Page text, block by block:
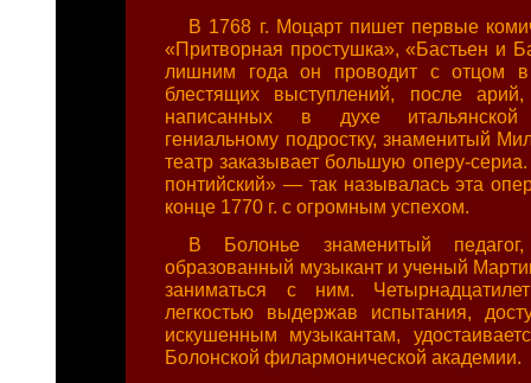
В 1768 г. Моцарт пишет первые
«Притворная простушка», «Бастьен и
лишним года он проводит с отцом
блестящих выступлений, после арий,
написанных в духе
гениальному подростку, знаменитый
театр заказывает большую оперу-
понтийский» — так называлась эта
конце 1770 г. с огромным успехом.
В Болонье знаменитый педагог,
образованный музыкант и ученый
заниматься с ним.
легкостью выдержав испытания,
искушенным музыкантам,
Болонской филармонической академии.